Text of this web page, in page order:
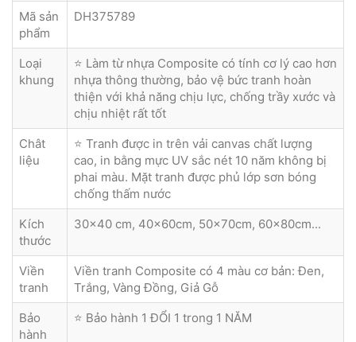
Mã sản
phẩm
DH375789
Loại
khung
⭐ Làm từ nhựa Composite có tính cơ lý cao hơn
nhựa thông thường, bảo vệ bức tranh hoàn
thiện với khả năng chịu lực, chống trầy xước và
chịu nhiệt rất tốt
Chât
liệu
⭐ Tranh được in trên vải canvas chất lượng
cao, in bằng mực UV sắc nét 10 năm không bị
phai màu. Mặt tranh được phủ lớp sơn bóng
chống thấm nước
Kích
thước
30x40 cm, 40x60cm, 50x70cm, 60x80cm...
Viền
tranh
Viền tranh Composite có 4 màu cơ bản: Đen,
Trắng, Vàng Đồng, Giả Gỗ
Bảo
hành
⭐ Bảo hành 1 ĐỔI 1 trong 1 NĂM